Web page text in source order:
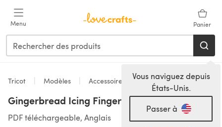
Menu Panier
Vous naviguez depuis
États-Unis.
Passer à
Tricot Modèles Accessoires
Gingerbread Icing Fingerless Gloves
PDF téléchargeable, Anglais